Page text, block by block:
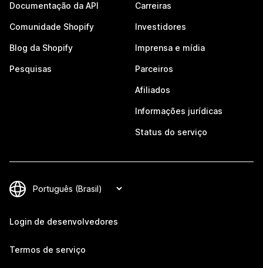
Documentação da API
Comunidade Shopify
Blog da Shopify
Pesquisas
Carreiras
Investidores
Imprensa e mídia
Parceiros
Afiliados
Informações jurídicas
Status do serviço
Login de desenvolvedores
Termos de serviço